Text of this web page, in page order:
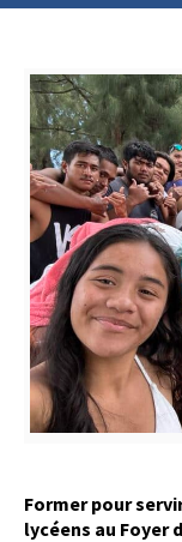
Former pour
lycéens au Foyer